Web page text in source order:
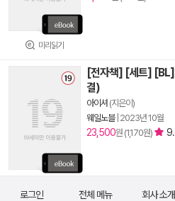
미리읽기
[전자책] [세트] [BL]
결)
아이셔 (지은이)
웨일노블| 2023년 10월
23,500원 (1,170원)
로그인 전체 메뉴 회사 소개